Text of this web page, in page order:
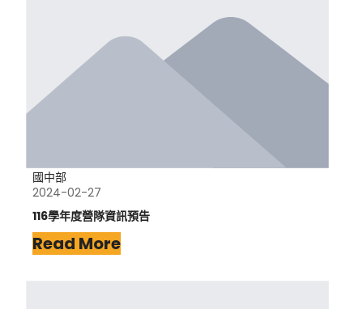
國中部
2024-02-27
116學年度營隊資訊預告
Read More